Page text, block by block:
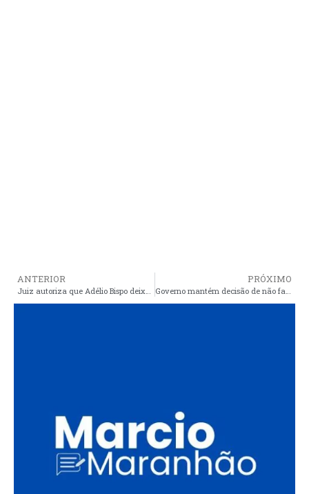
ANTERIOR
Juiz autoriza que Adélio Bispo deixe a prisão
PRÓXIMO
Governo mantém decisão de não fazer concursos públicos e aposta em servidores temporários